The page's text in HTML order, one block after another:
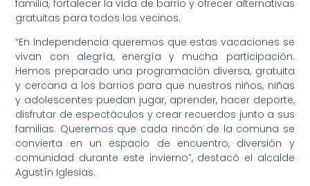
familia, fortalecer la vida de barrio y ofrecer alternativas
gratuitas para todos los vecinos.
“En Independencia queremos que estas vacaciones se
vivan con alegría, energía y mucha participación.
Hemos preparado una programación diversa, gratuita
y cercana a los barrios para que nuestros niños, niñas
y adolescentes puedan jugar, aprender, hacer deporte,
disfrutar de espectáculos y crear recuerdos junto a sus
familias. Queremos que cada rincón de la comuna se
convierta en un espacio de encuentro, diversión y
comunidad durante este invierno”, destacó el alcalde
Agustín Iglesias.